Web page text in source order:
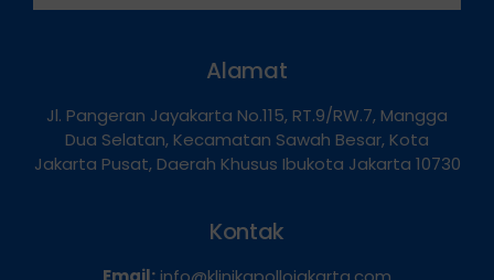
Alamat
Jl. Pangeran Jayakarta No.115, RT.9/RW.7, Mangga
Dua Selatan, Kecamatan Sawah Besar, Kota
Jakarta Pusat, Daerah Khusus Ibukota Jakarta 10730
Kontak